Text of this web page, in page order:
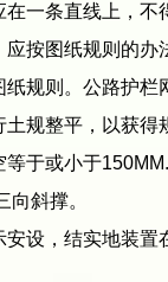
一条直线上，
图纸规则的办
规则。公路护栏
整平，以获得
于或小于
斜撑。
，结实地装置